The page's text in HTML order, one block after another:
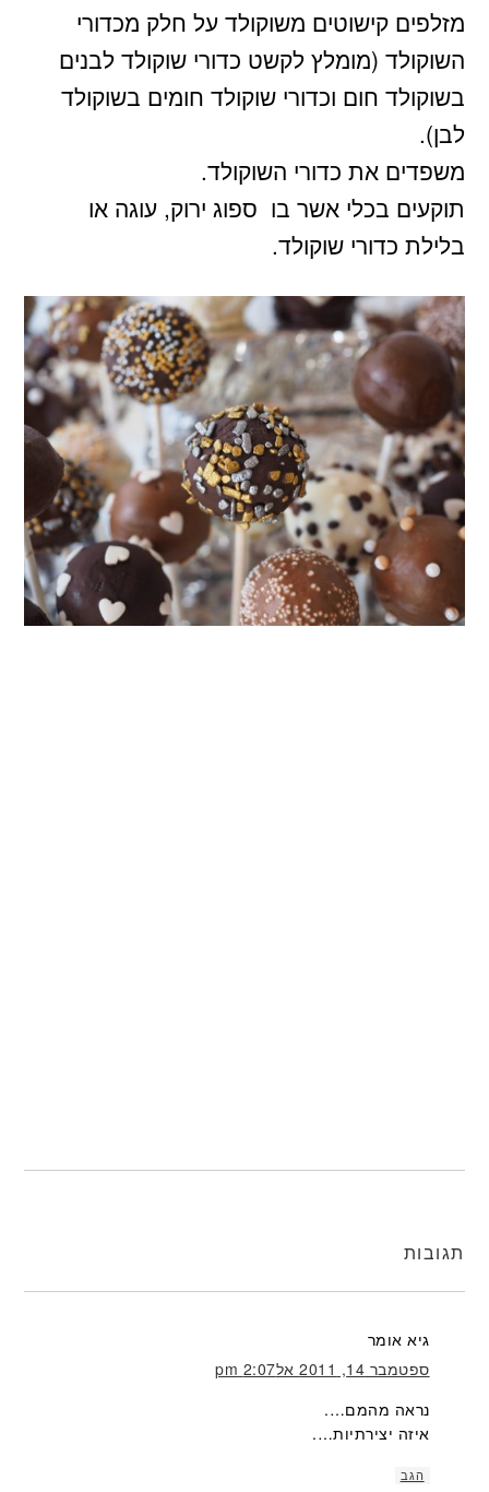
מזלפים קישוטים משוקולד על חלק מכדורי
השוקולד (מומלץ לקשט כדורי שוקולד לבנים
בשוקולד חום וכדורי שוקולד חומים בשוקולד
לבן).
משפדים את כדורי השוקולד.
תוקעים בכלי אשר בו ספוג ירוק, עוגה או
בלילת כדורי שוקולד.
תגובות
גיא אומר
ספטמבר 14, 2011 אל2:07 pm
נראה מהמם….
איזה יצירתיות….
הגב